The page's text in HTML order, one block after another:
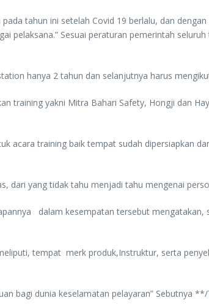
tahun ini setelah Covid 19 berlalu, dan
pelaksana.” Sesuai peraturan pemerintah
hanya 2 tahun dan selanjutnya harus
training yakni Mitra Bahari Safety, Hongji dan
acara training baik tempat sudah dipersiapkan
dari yang tidak tahu menjadi tahu mengenai
dalam kesempatan tersebut mengatakan,
tempat merk produk,Instruktur, serta
bagi dunia keselamatan pelayaran” Sebutnya